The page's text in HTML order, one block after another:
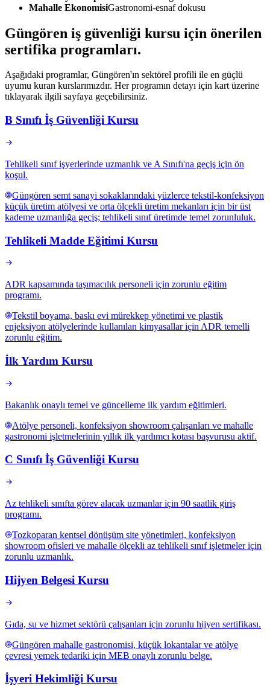
Mahalle EkonomisiGastronomi-esnaf dokusu
Güngören iş güvenliği kursu için önerilen
sertifika programları.
Aşağıdaki programlar, Güngören'ın sektörel profili ile en güçlü
uyumu kuran kurslarımızdır. Her programın detayı için kart üzerine
tıklayarak ilgili sayfaya geçebilirsiniz.
B Sınıfı İş Güvenliği Kursu
Tehlikeli sınıf işyerlerinde uzmanlık ve A Sınıfı'na geçiş için ön
koşul.
Güngören semt sanayi sokaklarındaki yüzlerce tekstil-konfeksiyon
küçük üretim atölyesi ve orta ölçekli üretim mekanları için bir üst
kademe uzmanlığa geçiş; tehlikeli sınıf üretimde temel zorunluluk.
Tehlikeli Madde Eğitimi Kursu
ADR kapsamında taşımacılık personeli için zorunlu eğitim
programı.
Tekstil boyama, baskı evi mürekkep yönetimi ve plastik
enjeksiyon atölyelerinde kullanılan kimyasallar için ADR temelli
zorunlu eğitim.
İlk Yardım Kursu
Bakanlık onaylı temel ve güncelleme ilk yardım eğitimleri.
Atölye personeli, konfeksiyon showroom çalışanları ve mahalle
gastronomi işletmelerinin yıllık ilk yardımcı kotası başvurusu aktif.
C Sınıfı İş Güvenliği Kursu
Az tehlikeli sınıfta görev alacak uzmanlar için 90 saatlik giriş
programı.
Tozkoparan kentsel dönüşüm site yönetimleri, konfeksiyon
showroom ofisleri ve mahalle ölçekli az tehlikeli sınıf işletmeler için
zorunlu uzmanlık.
Hijyen Belgesi Kursu
Gıda, su ve hizmet sektörü çalışanları için zorunlu hijyen sertifikası.
Güngören mahalle gastronomisi, küçük lokantalar ve atölye
çevresi yemek tedariki için MEB onaylı zorunlu belge.
İşyeri Hekimliği Kursu